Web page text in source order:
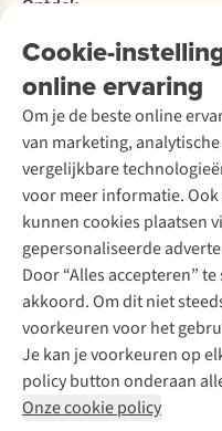
Cookie-
online ervaring
Om je de beste online
van marketing,
vergelijkbare
voor meer informatie.
kunnen cookies plaatsen
gepersonaliseerde
Door “Alles accepteren”
akkoord. Om dit niet
voorkeuren voor het
Je kan je voorkeuren op
policy button onderaan
Onze cookie policy
Garantie
Contact
Over Ayacucho
Onze winkels
Over A.S.Adventure
Toegankelijkheidsverklaring
Ski-onderhoud
Wasservice
Schoenonderhoud
Schoenherstelling
Kledingherstelling
Retouches
Voor bedrijven
Ontdek
A.S.Magazine
Podcast
Explore Academy
Explore Camp
Gear Check
Inspiratie & advies
Meld je aan voor de
Disclaimer Privacy